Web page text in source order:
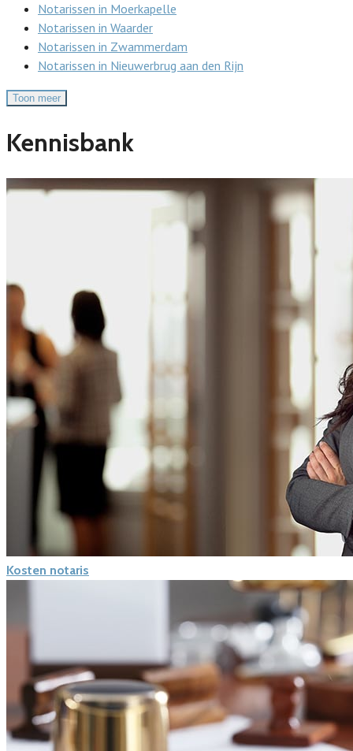
Notarissen in Moerkapelle
Notarissen in Waarder
Notarissen in Zwammerdam
Notarissen in Nieuwerbrug aan den Rijn
Toon meer
Kennisbank
Kosten notaris